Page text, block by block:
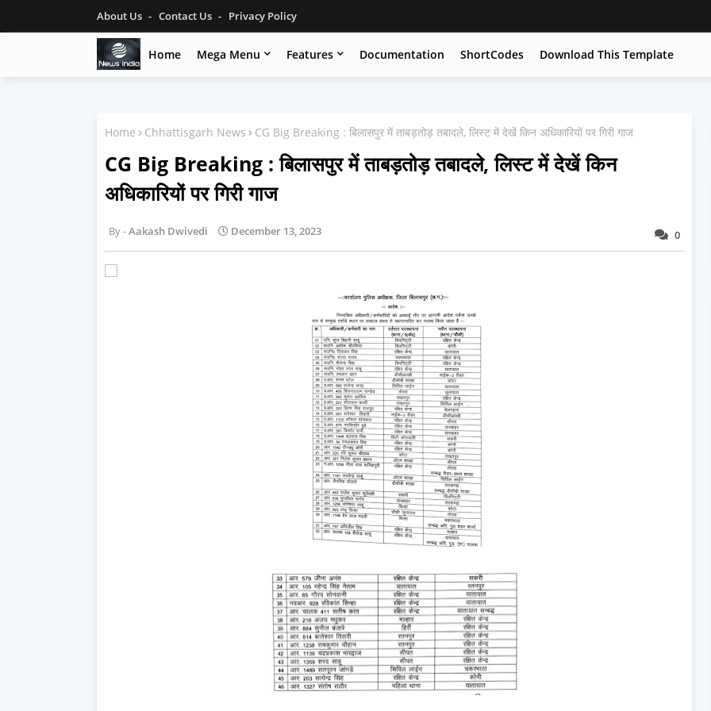
About Us Contact Us Privacy Policy
Home Mega Menu Features Documentation ShortCodes Download This Template
Home Chhattisgarh News CG Big Breaking : बिलासपुर में ताबड़तोड़ तबादले, लिस्ट में देखें किन अधिकारियों पर गिरी गाज
CG Big Breaking : बिलासपुर में ताबड़तोड़ तबादले, लिस्ट में देखें किन
अधिकारियों पर गिरी गाज
0
Aakash Dwivedi December 13, 2023